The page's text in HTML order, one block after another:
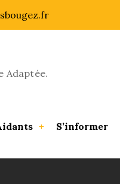
Adaptée.
S’informer